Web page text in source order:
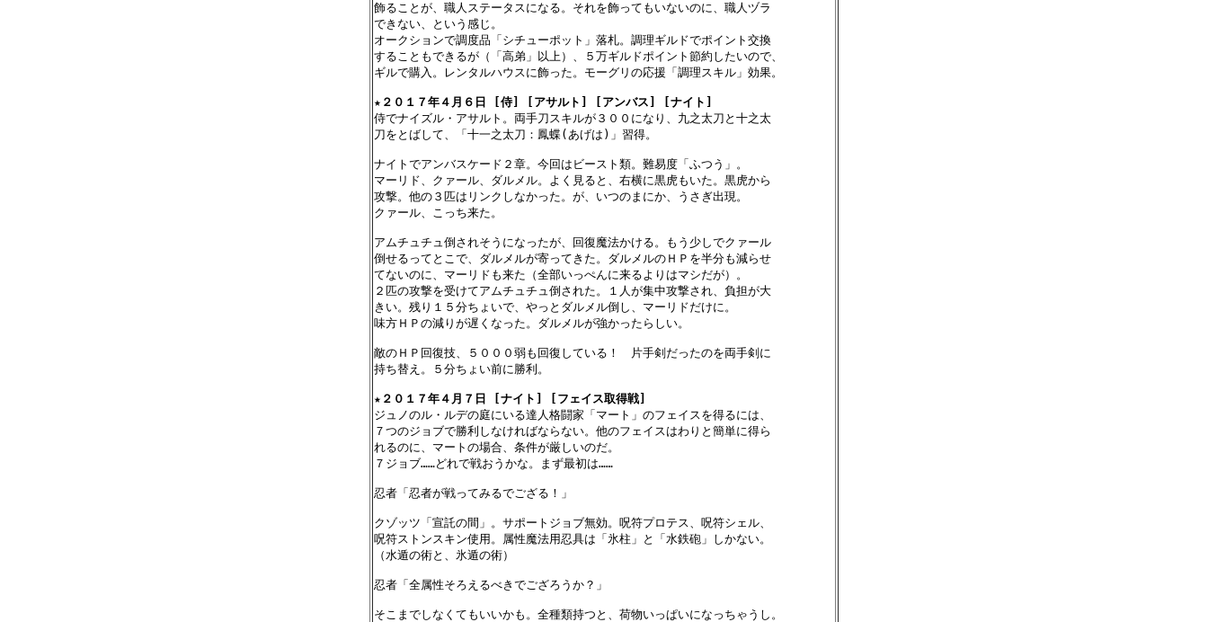
飾ることが、職人ステータスになる。それを飾ってもいないのに、職人ヅラ
できない、という感じ。
オークションで調度品「シチューポット」落札。調理ギルドでポイント交換
することもできるが（「高弟」以上）、５万ギルドポイント節約したいので、
ギルで購入。レンタルハウスに飾った。モーグリの応援「調理スキル」効果。
★ ２０１７年４月６日 [侍] [アサルト] [アンバス] [ナイト]
侍でナイズル・アサルト。両手刀スキルが３００になり、九之太刀と十之太
刀をとばして、「十一之太刀：鳳蝶(あげは)」習得。
ナイトでアンバスケード２章。今回はビースト類。難易度「ふつう」。
マーリド、クァール、ダルメル。よく見ると、右横に黒虎もいた。黒虎から
攻撃。他の３匹はリンクしなかった。が、いつのまにか、うさぎ出現。
クァール、こっち来た。
アムチュチュ倒されそうになったが、回復魔法かける。もう少しでクァール
倒せるってとこで、ダルメルが寄ってきた。ダルメルのＨＰを半分も減らせ
てないのに、マーリドも来た（全部いっぺんに来るよりはマシだが）。
２匹の攻撃を受けてアムチュチュ倒された。１人が集中攻撃され、負担が大
きい。残り１５分ちょいで、やっとダルメル倒し、マーリドだけに。
味方ＨＰの減りが遅くなった。ダルメルが強かったらしい。
敵のＨＰ回復技、５０００弱も回復している！　片手剣だったのを両手剣に
持ち替え。５分ちょい前に勝利。
★ ２０１７年４月７日 [ナイト] [フェイス取得戦]
ジュノのル・ルデの庭にいる達人格闘家「マート」のフェイスを得るには、
７つのジョブで勝利しなければならない。他のフェイスはわりと簡単に得ら
れるのに、マートの場合、条件が厳しいのだ。
７ジョブ……どれで戦おうかな。まず最初は……
忍者「忍者が戦ってみるでござる！」
クゾッツ「宣託の間」。サポートジョブ無効。呪符プロテス、呪符シェル、
呪符ストンスキン使用。属性魔法用忍具は「氷柱」と「水鉄砲」しかない。
（水遁の術と、氷遁の術）
忍者「全属性そろえるべきでござろうか？」
そこまでしなくてもいいかも。全種類持つと、荷物いっぱいになっちゃうし。